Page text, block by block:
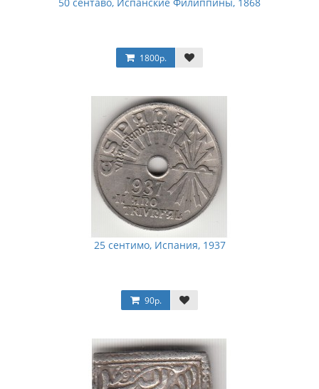
1800р.
25 сентимо, Испания, 1937
90р.